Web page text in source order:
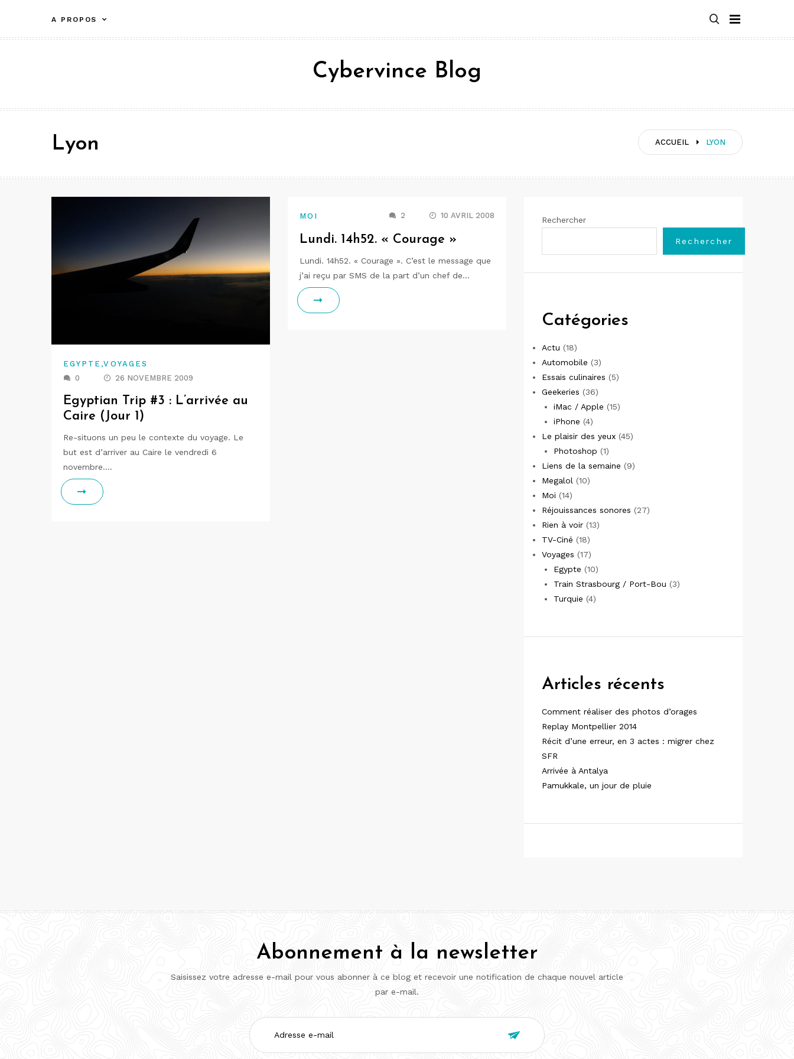
contenu
A PROPOS
Cybervince Blog
ACCUEIL LYON
Lyon
EGYPTE ,VOYAGES
0
26 NOVEMBRE 2009
Egyptian Trip #3 : L’arrivée au
Caire (Jour 1)
Re-situons un peu le contexte du voyage. Le
but est d’arriver au Caire le vendredi 6
novembre.…
MOI 2 10 AVRIL 2008
Lundi. 14h52. « Courage »
Lundi. 14h52. « Courage ». C’est le message que
j’ai reçu par SMS de la part d’un chef de…
Rechercher
Rechercher
Catégories
Actu (18)
Automobile (3)
Essais culinaires (5)
Geekeries (36)
iMac / Apple (15)
iPhone (4)
Le plaisir des yeux (45)
Photoshop (1)
Liens de la semaine (9)
Megalol (10)
Moi (14)
Réjouissances sonores (27)
Rien à voir (13)
TV-Ciné (18)
Voyages (17)
Egypte (10)
Train Strasbourg / Port-Bou (3)
Turquie (4)
Articles récents
Comment réaliser des photos d’orages
Replay Montpellier 2014
Récit d’une erreur, en 3 actes : migrer chez
SFR
Arrivée à Antalya
Pamukkale, un jour de pluie
Abonnement à la newsletter
Saisissez votre adresse e-mail pour vous abonner à ce blog et recevoir une notification de chaque nouvel article
par e-mail.
Adresse
e-
mail
